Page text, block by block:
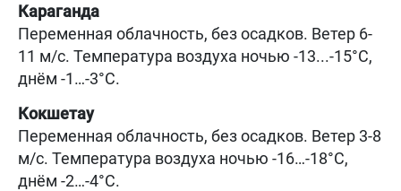
Караганда
Переменная облачность, без осадков. Ветер 6-
11 м/с. Температура воздуха ночью -13...-15°C,
днём -1…-3°C.
Кокшетау
Переменная облачность, без осадков. Ветер 3-8
м/с. Температура воздуха ночью -16…-18°C,
днём -2…-4°C.